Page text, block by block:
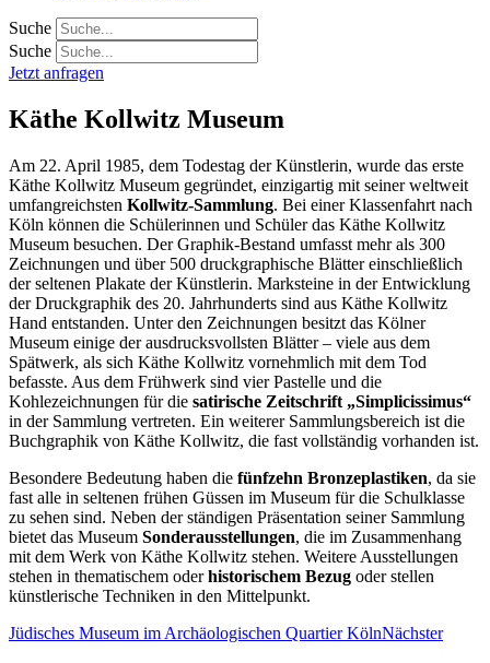
Suche
Suche
Jetzt anfragen
Käthe Kollwitz Museum
Am 22. April 1985, dem Todestag der Künstlerin, wurde das erste
Käthe Kollwitz Museum gegründet, einzigartig mit seiner weltweit
umfangreichsten Kollwitz-Sammlung. Bei einer Klassenfahrt nach
Köln können die Schülerinnen und Schüler das Käthe Kollwitz
Museum besuchen. Der Graphik-Bestand umfasst mehr als 300
Zeichnungen und über 500 druckgraphische Blätter einschließlich
der seltenen Plakate der Künstlerin. Marksteine in der Entwicklung
der Druckgraphik des 20. Jahrhunderts sind aus Käthe Kollwitz
Hand entstanden. Unter den Zeichnungen besitzt das Kölner
Museum einige der ausdrucksvollsten Blätter – viele aus dem
Spätwerk, als sich Käthe Kollwitz vornehmlich mit dem Tod
befasste. Aus dem Frühwerk sind vier Pastelle und die
Kohlezeichnungen für die satirische Zeitschrift „Simplicissimus“
in der Sammlung vertreten. Ein weiterer Sammlungsbereich ist die
Buchgraphik von Käthe Kollwitz, die fast vollständig vorhanden ist.
Besondere Bedeutung haben die fünfzehn Bronzeplastiken, da sie
fast alle in seltenen frühen Güssen im Museum für die Schulklasse
zu sehen sind. Neben der ständigen Präsentation seiner Sammlung
bietet das Museum Sonderausstellungen, die im Zusammenhang
mit dem Werk von Käthe Kollwitz stehen. Weitere Ausstellungen
stehen in thematischem oderhistorischem Bezug oder stellen
künstlerische Techniken in den Mittelpunkt.
Jüdisches Museum im Archäologischen Quartier KölnNächster